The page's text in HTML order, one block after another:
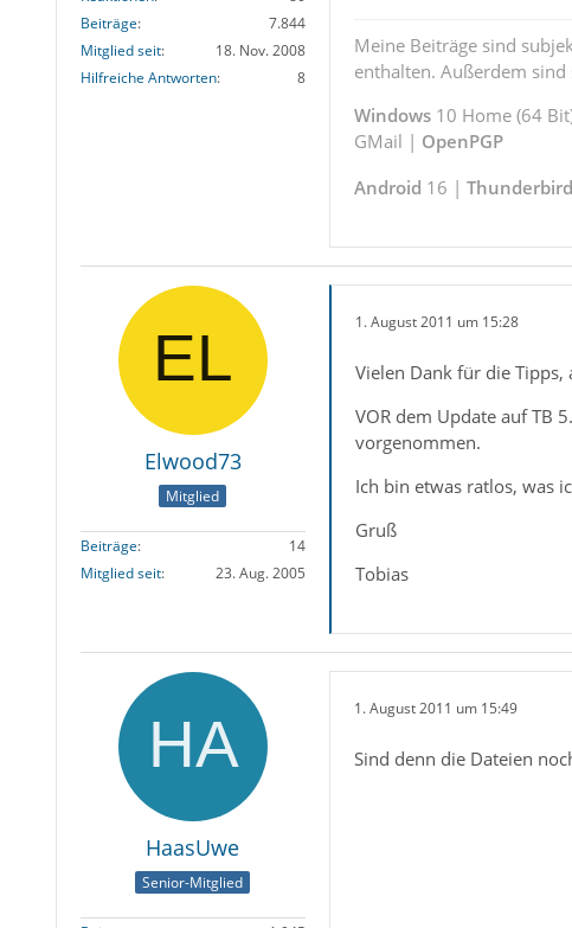
Beiträge
7.844
Mitglied seit
18. Nov. 2008
Hilfreiche Antworten
8
Meine Beiträge sind
enthalten. Außerdem sind
Windows10 Home (64
GMail | OpenPGP
Android 16 | Thunderbird
Elwood73
Mitglied
Beiträge
14
Mitglied seit
23. Aug. 2005
1. August 2011 um 15:28
Vielen Dank für die Tipps,
VOR dem Update auf TB
vorgenommen.
Ich bin etwas ratlos, was
Gruß
Tobias
HaasUwe
Senior-Mitglied
1. August 2011 um 15:49
Sind denn die Dateien